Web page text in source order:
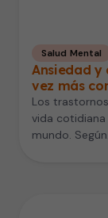
Salud Mental
Ansiedad y
vez más
Los
vida
mundo.